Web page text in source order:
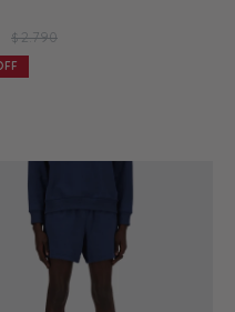
$ 2.790